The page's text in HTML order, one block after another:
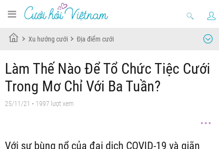
Xu hướng cưới Địa điểm cưới
Làm Thế Nào Để Tổ Chức Tiệc Cưới
Trong Mơ Chỉ Với Ba Tuần?
25/11/21 • 1997 lượt xem
Với sự bùng nổ của đại dịch COVID-19 và giãn